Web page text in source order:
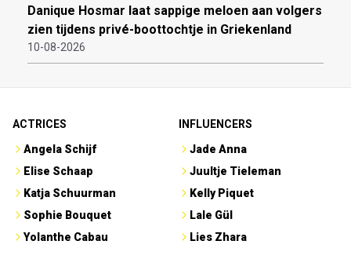
Danique Hosmar laat sappige meloen aan volgers
zien tijdens privé-boottochtje in Griekenland
10-08-2026
ACTRICES
Angela Schijf
Elise Schaap
Katja Schuurman
Sophie Bouquet
Yolanthe Cabau
INFLUENCERS
Jade Anna
Juultje Tieleman
Kelly Piquet
Lale Gül
Lies Zhara